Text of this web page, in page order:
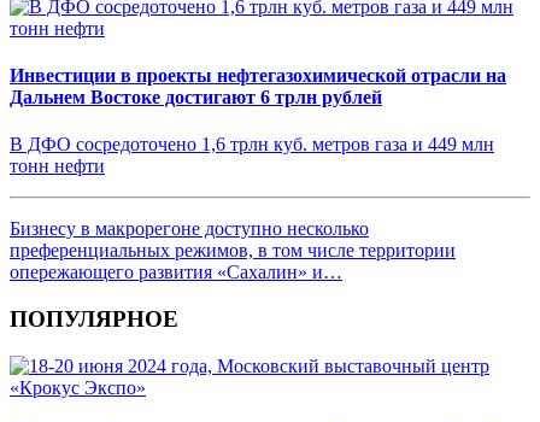
Инвестиции в проекты нефтегазохимической отрасли на
Дальнем Востоке достигают 6 трлн рублей
В ДФО сосредоточено 1,6 трлн куб. метров газа и 449 млн
тонн нефти
Бизнесу в макрорегоне доступно несколько
преференциальных режимов, в том числе территории
опережающего развития «Сахалин» и…
ПОПУЛЯРНОЕ